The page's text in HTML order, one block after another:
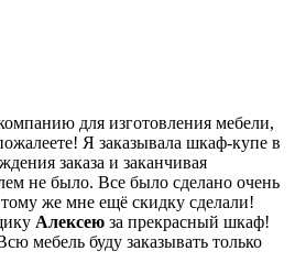
для изготовления мебели,
Я заказывала шкаф-купе в
заказа и заканчивая
не было. Все было сделано очень
же мне ещё скидку сделали!
Алексею за прекрасный шкаф!
мебель буду заказывать только